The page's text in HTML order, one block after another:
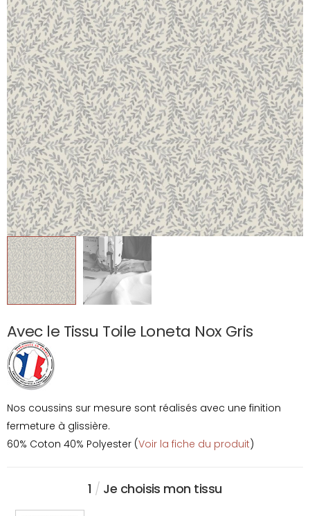
Avec le Tissu Toile Loneta Nox Gris
Nos coussins sur mesure sont réalisés avec une finition
fermeture à glissière.
60% Coton 40% Polyester (Voir la fiche du produit)
1 / Je choisis mon tissu